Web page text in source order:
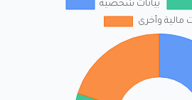
الطرف الثالث (مثل Google أو Facebook) إذا قمت بربط